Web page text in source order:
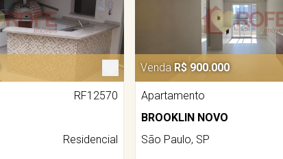
RF12570
Residencial
Venda R$ 900.000
Apartamento
BROOKLIN NOVO
São Paulo, SP